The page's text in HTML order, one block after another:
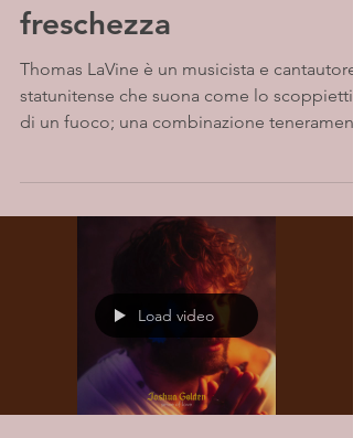
freschezza
Thomas LaVine è un musicista e cantautore
statunitense che suona come lo scoppiettio
di un fuoco; una combinazione
Load video